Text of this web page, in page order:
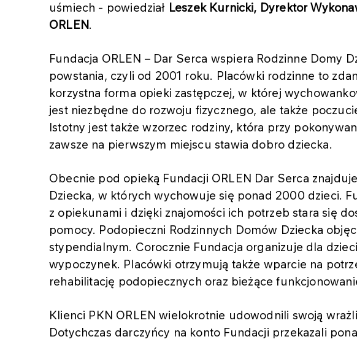
uśmiech - powiedział Leszek Kurnicki, Dyrektor
ORLEN.
Fundacja ORLEN – Dar Serca wspiera Rodzinne Domy
powstania, czyli od 2001 roku. Placówki rodzinne to
korzystna forma opieki zastępczej, w której
jest niezbędne do rozwoju fizycznego, ale także
Istotny jest także wzorzec rodziny, która przy
zawsze na pierwszym miejscu stawia dobro dziecka.
Obecnie pod opieką Fundacji ORLEN Dar Serca
Dziecka, w których wychowuje się ponad 2000 dzieci.
z opiekunami i dzięki znajomości ich potrzeb stara się
pomocy. Podopieczni Rodzinnych Domów Dziecka
stypendialnym. Corocznie Fundacja organizuje dla
wypoczynek. Placówki otrzymują także wparcie na
rehabilitację podopiecznych oraz bieżące
Klienci PKN ORLEN wielokrotnie udowodnili swoją
Dotychczas darczyńcy na konto Fundacji przekazali